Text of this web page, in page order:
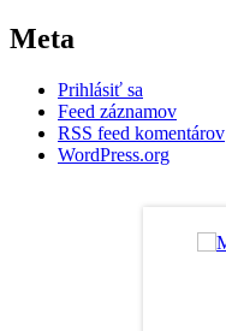
Meta
Prihlásiť sa
Feed záznamov
RSS feed komentárov
WordPress.org